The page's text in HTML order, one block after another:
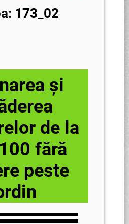
173_02
și
de la
fără
peste